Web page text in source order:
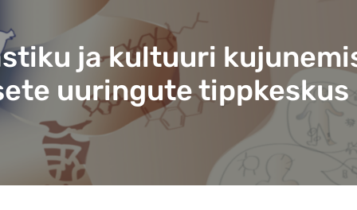
ja kultuuri
uuringute tippkeskus